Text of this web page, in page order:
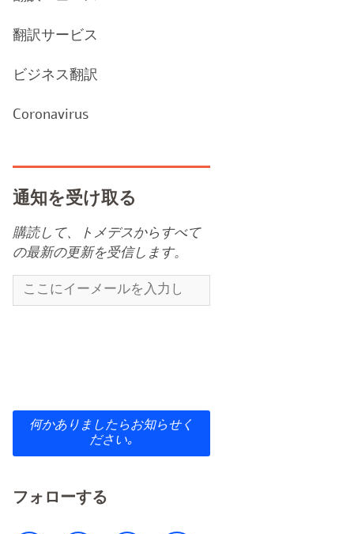
翻訳サービス
ビジネス翻訳
Coronavirus
通知を受け取る
購読して、トメデスからすべて
の最新の更新を受信します。
何かありましたらお知らせく
ださい｡
フォローする